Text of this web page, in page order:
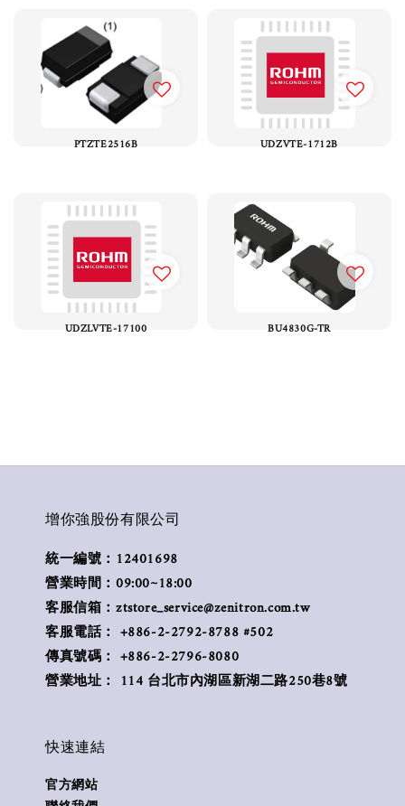
PTZTE2516B UDZVTE-1712B
UDZLVTE-17100 BU4830G-TR
增你強股份有限公司
統一編號：12401698
營業時間：09:00~18:00
客服信箱：ztstore_service@zenitron.com.tw
客服電話： +886-2-2792-8788 #502
傳真號碼： +886-2-2796-8080
營業地址： 114 台北市內湖區新湖二路250巷8號
快速連結
官方網站